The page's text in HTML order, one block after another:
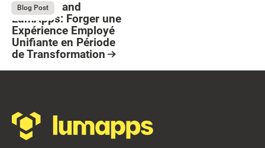
July 13, 2026
Blog Post
Stellantis and
LumApps: Forger une
Expérience Employé
Unifiante en Période
de Transformation